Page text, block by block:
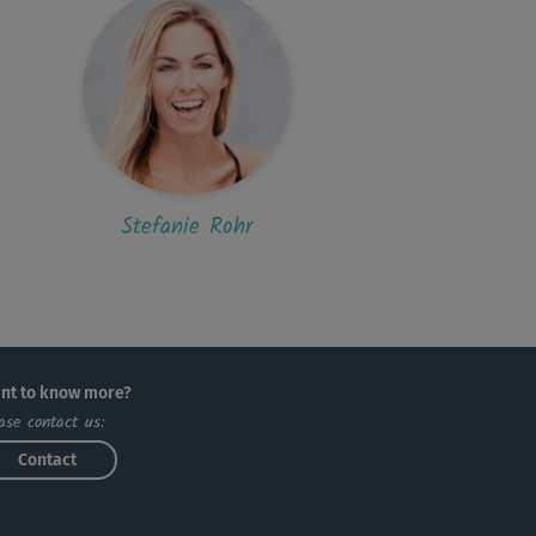
Stefanie Rohr
to know more?
contact us:
Contact